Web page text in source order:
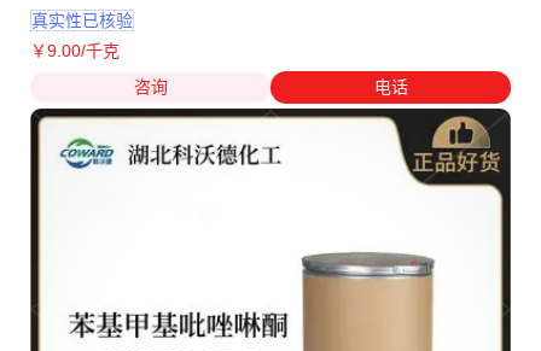
真实性已核验
￥9.00/千克
咨询
电话